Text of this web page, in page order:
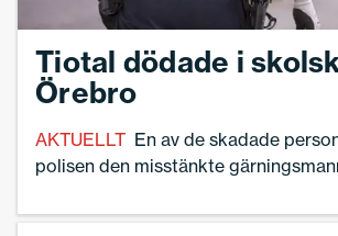
Tiotal dödade i
Örebro
AKTUELLT En av de skadade
polisen den misstänkte